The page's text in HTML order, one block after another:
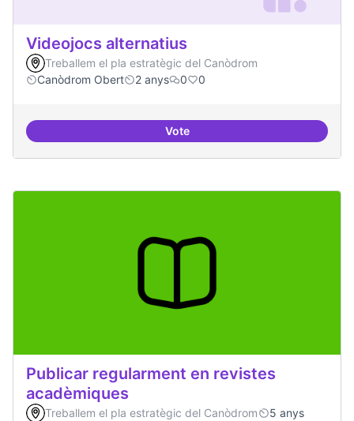
Videojocs alternatius
Treballem el pla estratègic del Canòdrom
Canòdrom Obert
2 anys 0 0
VoteVideojocs alternatius
Publicar regularment en revistes
acadèmiques
Treballem el pla estratègic del Canòdrom
5 anys